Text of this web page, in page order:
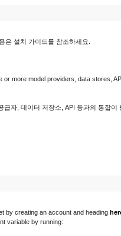
은 설치 가이드를 참조하세요.
more model providers, data stores,
급자, 데이터 저장소, API 등과의 통합이
by creating an account and heading
variable by running: